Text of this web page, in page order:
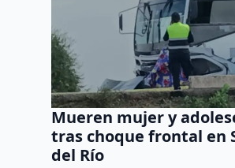
Mueren mujer y
tras choque frontal en
del Río